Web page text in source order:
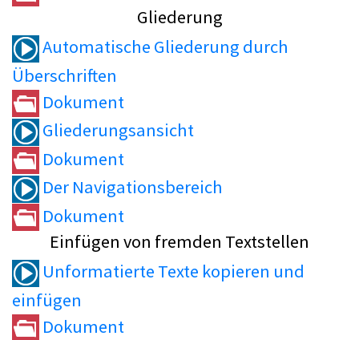
Gliederung
Automatische Gliederung durch
Überschriften
Dokument
Gliederungsansicht
Dokument
Der Navigationsbereich
Dokument
Einfügen von fremden Textstellen
Unformatierte Texte kopieren und
einfügen
Dokument